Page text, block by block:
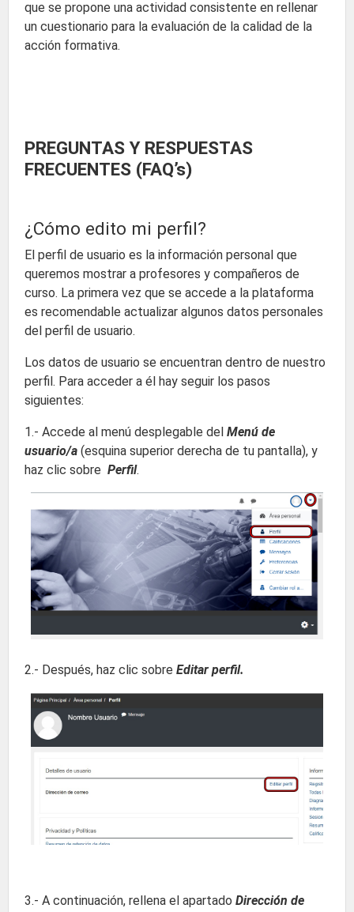
que se propone una actividad consistente en rellenar
un cuestionario para la evaluación de la calidad de la
acción formativa.
PREGUNTAS Y RESPUESTAS
FRECUENTES (FAQ’s)
¿Cómo edito mi perfil?
El perfil de usuario es la información personal que
queremos mostrar a profesores y compañeros de
curso. La primera vez que se accede a la plataforma
es recomendable actualizar algunos datos personales
del perfil de usuario.
Los datos de usuario se encuentran dentro de nuestro
perfil. Para acceder a él hay seguir los pasos
siguientes:
1.- Accede al menú desplegable del Menú de
usuario/a (esquina superior derecha de tu pantalla), y
haz clic sobre Perfil.
2.- Después, haz clic sobre Editar perfil.
3.- A continuación, rellena el apartado Dirección de